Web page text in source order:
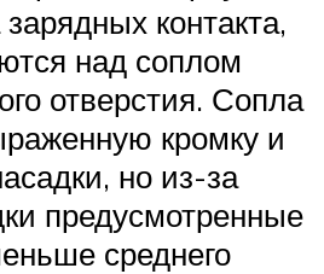
контакта,
над соплом
отверстия. Сопла
кромку и
но из-за
предусмотренные
среднего